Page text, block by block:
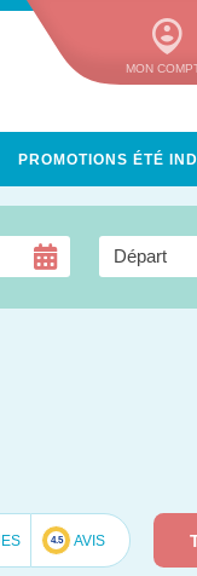
MON
PROMOTIONS ÉTÉ
AVIS